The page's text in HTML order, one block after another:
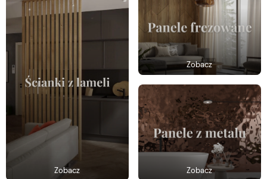
Zobacz
Zobacz
Zobacz